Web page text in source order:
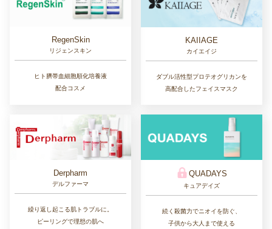
RegenSkin
リジェンスキン
ヒト臍帯血細胞順化培養液
配合コスメ
KAIIAGE
カイエイジ
ダブル活性型プロテオグリカンを
高配合したフェイスマスク
Derpharm
デルファーマ
繰り返し起こる肌トラブルに。
ピーリングで理想の肌へ
QUADAYS
キュアデイズ
続く殺菌力でニオイを防ぐ、
子供から大人まで使える